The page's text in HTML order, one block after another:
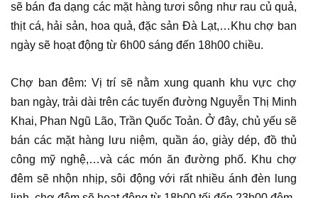
sẽ bán đa dạng các mặt hàng tươi sông như rau củ quả,
thịt cá, hải sản, hoa quả, đặc sản Đà Lạt,…Khu chợ ban
ngày sẽ hoạt động từ 6h00 sáng đến 18h00 chiều.
Chợ ban đêm: Vị trí sẽ nằm xung quanh khu vực chợ
ban ngày, trải dài trên các tuyến đường Nguyễn Thị Minh
Khai, Phan Ngũ Lão, Trần Quốc Toản. Ở đây, chủ yếu sẽ
bán các mặt hàng lưu niệm, quần áo, giày dép, đồ thủ
công mỹ nghệ,…và các món ăn đường phố. Khu chợ
đêm sẽ nhộn nhịp, sôi động với rất nhiều ánh đèn lung